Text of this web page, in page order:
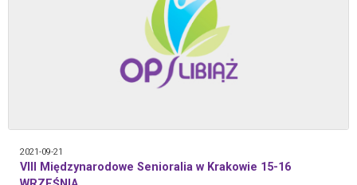
2021-09-21
VIII Międzynarodowe Senioralia w Krakowie 15-16